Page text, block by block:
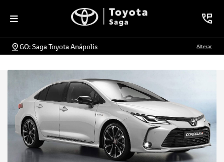
GO: Saga Toyota Anápolis Alterar